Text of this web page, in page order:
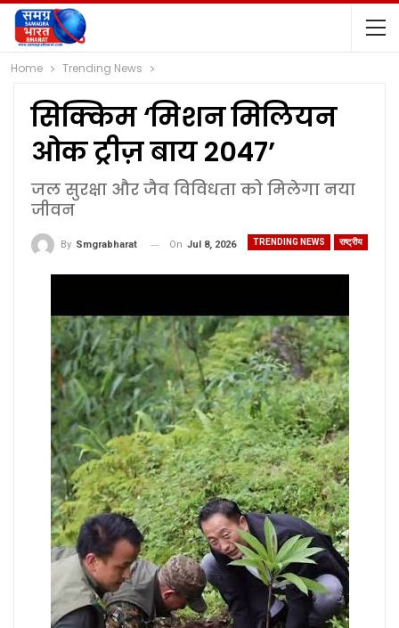
Home Trending News
सिक्किम ‘मिशन मिलियन
ओक ट्रीज़ बाय 2047’
जल सुरक्षा और जैव विविधता को मिलेगा नया
जीवन
TRENDING NEWS राष्ट्रीय
By Smgrabharat On Jul 8, 2026